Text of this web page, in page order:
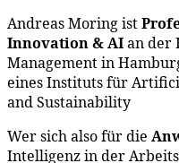
Andreas Moring ist
Innovation & AIan der
Management in
eines Instituts für
and Sustainability
Wer sich also für die
Intelligenz in der